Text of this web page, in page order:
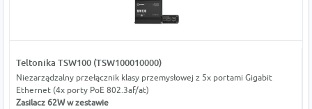
Teltonika TSW100 (TSW100010000)
Niezarządzalny przełącznik klasy przemysłowej z 5x portami Gigabit
Ethernet (4x porty PoE 802.3af/at)
Zasilacz 62W w zestawie